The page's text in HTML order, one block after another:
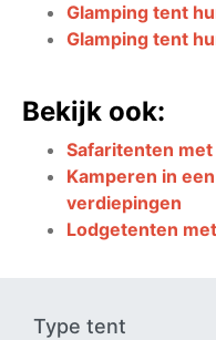
Glamping tent
Glamping tent
Bekijk ook:
Safaritenten
Kamperen in
verdiepingen
Lodgetenten
Type tent